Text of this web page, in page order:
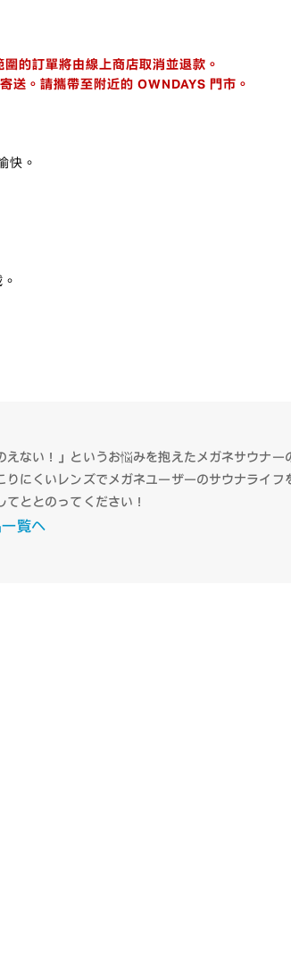
的訂單將由線上商店取消並退款。
送。請攜帶至附近的 OWNDAYS 門市。
快。
えない！」というお悩みを抱えたメガネサウナ
りにくいレンズでメガネユーザーのサウナライ
ととのってください！
覧へ